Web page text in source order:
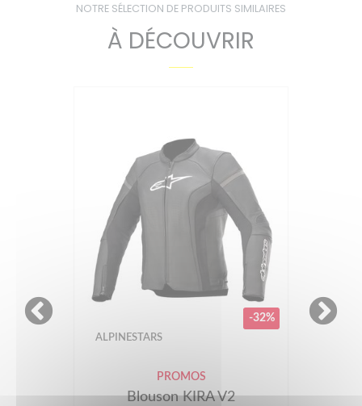
NOTRE SÉLECTION DE PRODUITS SIMILAIRES
À DÉCOUVRIR
-32%
ALPINESTARS
PROMOS
Blouson KIRA V2